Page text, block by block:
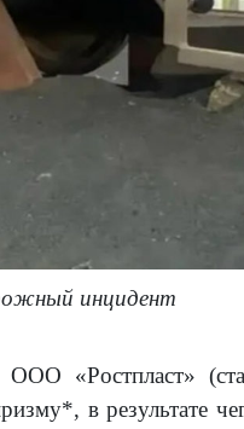
инцидент
«Ростпласт»
в результате